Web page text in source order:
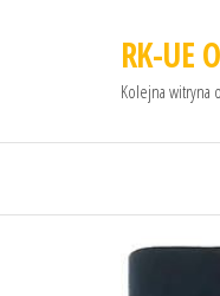
RK-UE
Kolejna witryna